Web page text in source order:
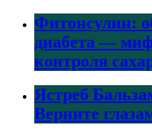
Фитонсулин:
диабета —
контроля
Ястреб
Верните